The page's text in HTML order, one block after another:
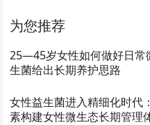
为您推荐
25—45岁女性如何做好日常
生菌给出长期养护思路
女性益生菌进入精细化时代
素构建女性微生态长期管理